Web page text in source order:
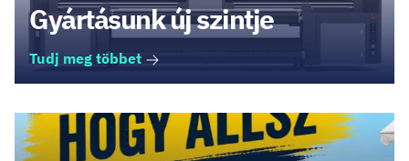
Gyártásunk új szintje
Tudj meg többet